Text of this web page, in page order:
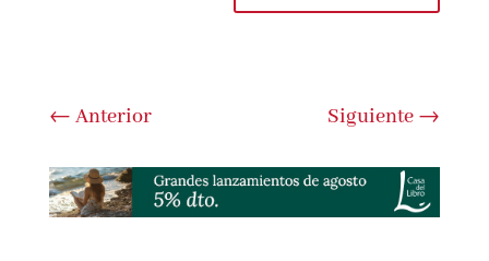
← Anterior Siguiente→